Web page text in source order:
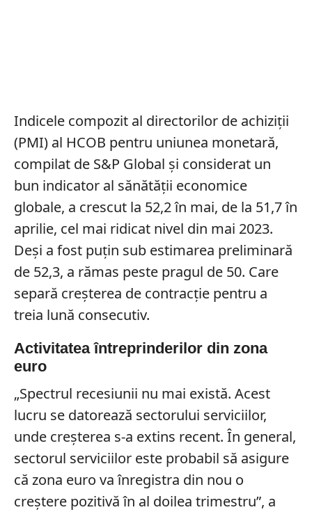
Indicele compozit al directorilor de achiziții
(PMI) al HCOB pentru uniunea monetară,
compilat de S&P Global și considerat un
bun indicator al sănătății economice
globale, a crescut la 52,2 în mai, de la 51,7 în
aprilie, cel mai ridicat nivel din mai 2023.
Deși a fost puțin sub estimarea preliminară
de 52,3, a rămas peste pragul de 50. Care
separă creșterea de contracție pentru a
treia lună consecutiv.
Activitatea întreprinderilor din zona
euro
„Spectrul recesiunii nu mai există. Acest
lucru se datorează sectorului serviciilor,
unde creșterea s-a extins recent. În general,
sectorul serviciilor este probabil să asigure
că zona euro va înregistra din nou o
creștere pozitivă în al doilea trimestru”, a